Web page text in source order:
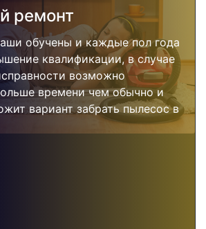
ремонт
обучены и каждые пол года
квалификации, в случае
возможно
времени чем обычно и
вариант забрать пылесос в